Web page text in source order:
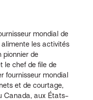
mondial de
alimente les activités
pionnier de
le chef de file de
fournisseur mondial
et de courtage,
Canada, aux États-